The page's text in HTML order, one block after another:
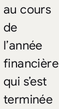
au cours
de
l’année
financière
qui s’est
terminée